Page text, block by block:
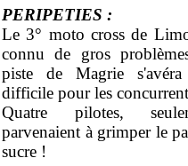
PERIPETIES :
Le 3° moto cross de
connu de gros
piste de Magrie
difficile pour les
Quatre pilotes,
parvenaient à grimper le
sucre !